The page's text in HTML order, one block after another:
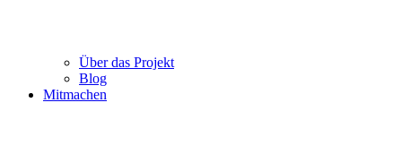
Über das Projekt
Blog
Mitmachen